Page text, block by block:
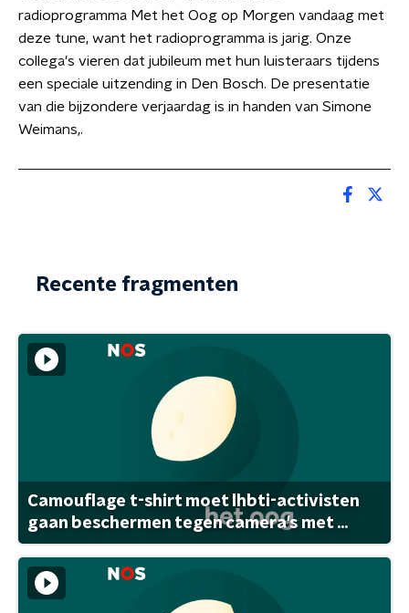
radioprogramma Met het Oog op Morgen vandaag met
deze tune, want het radioprogramma is jarig. Onze
collega's vieren dat jubileum met hun luisteraars tijdens
een speciale uitzending in Den Bosch. De presentatie
van die bijzondere verjaardag is in handen van Simone
Weimans,.
Recente fragmenten
Camouflage t-shirt moet lhbti-activisten
gaan beschermen tegen camera's met ...